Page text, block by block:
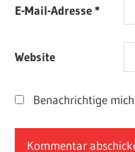
E-Mail-Adresse*
Website
Benachrichtige